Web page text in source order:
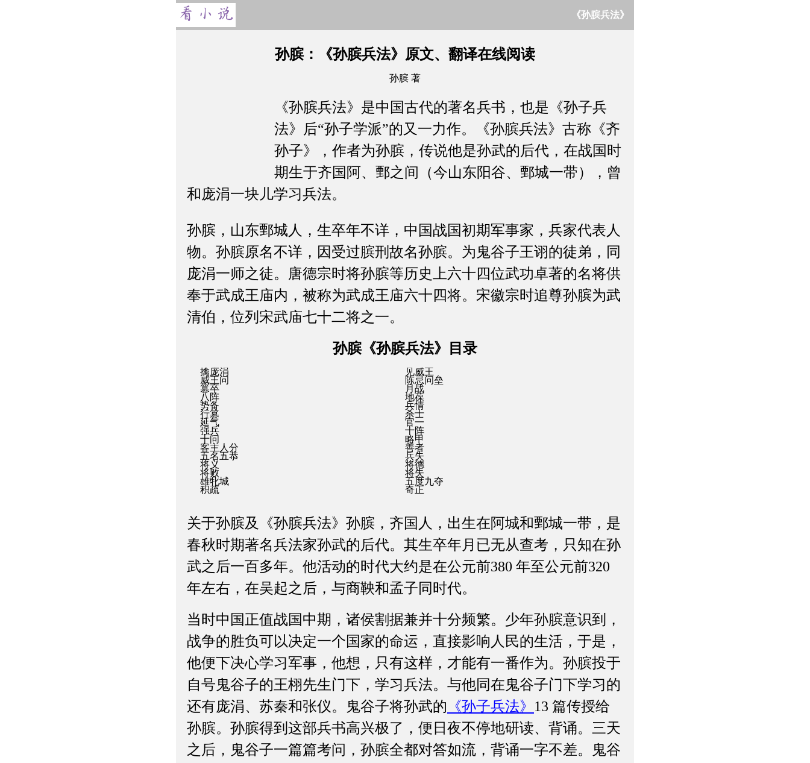
《孙膑兵法》
孙膑：《孙膑兵法》原文、翻译在线阅读
孙膑 著
《孙膑兵法》是中国古代的著名兵书，也是《孙子兵
法》后“孙子学派”的又一力作。《孙膑兵法》古称《齐
孙子》，作者为孙膑，传说他是孙武的后代，在战国时
期生于齐国阿、鄄之间（今山东阳谷、鄄城一带），曾
和庞涓一块儿学习兵法。
孙膑，山东鄄城人，生卒年不详，中国战国初期军事家，兵家代表人
物。孙膑原名不详，因受过膑刑故名孙膑。为鬼谷子王诩的徒弟，同
庞涓一师之徒。唐德宗时将孙膑等历史上六十四位武功卓著的名将供
奉于武成王庙内，被称为武成王庙六十四将。宋徽宗时追尊孙膑为武
清伯，位列宋武庙七十二将之一。
孙膑《孙膑兵法》目录
擒庞涓
见威王
威王问
陈忌问垒
篡卒
月战
八阵
地葆
势备
兵情
行篡
杀士
延气
官一
强兵
十阵
十问
略甲
客主人分
善者
五名五恭
兵失
将义
将德
将败
将失
雄牝城
五度九夺
积疏
奇正
关于孙膑及《孙膑兵法》孙膑，齐国人，出生在阿城和鄄城一带，是
春秋时期著名兵法家孙武的后代。其生卒年月已无从查考，只知在孙
武之后一百多年。他活动的时代大约是在公元前380 年至公元前320
年左右，在吴起之后，与商鞅和孟子同时代。
当时中国正值战国中期，诸侯割据兼并十分频繁。少年孙膑意识到，
战争的胜负可以决定一个国家的命运，直接影响人民的生活，于是，
他便下决心学习军事，他想，只有这样，才能有一番作为。孙膑投于
自号鬼谷子的王栩先生门下，学习兵法。与他同在鬼谷子门下学习的
还有庞涓、苏秦和张仪。鬼谷子将孙武的 《孙子兵法》 13 篇传授给
孙膑。孙膑得到这部兵书高兴极了，便日夜不停地研读、背诵。三天
之后，鬼谷子一篇篇考问，孙膑全都对答如流，背诵一字不差。鬼谷